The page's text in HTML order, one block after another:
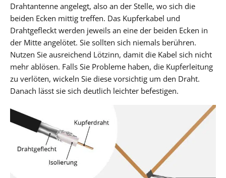
Drahtantenne angelegt, also an der Stelle, wo sich die
beiden Ecken mittig treffen. Das Kupferkabel und
Drahtgefleckt werden jeweils an eine der beiden Ecken in
der Mitte angelötet. Sie sollten sich niemals berühren.
Nutzen Sie ausreichend Lötzinn, damit die Kabel sich nicht
mehr ablösen. Falls Sie Probleme haben, die Kupferleitung
zu verlöten, wickeln Sie diese vorsichtig um den Draht.
Danach lässt sie sich deutlich leichter befestigen.